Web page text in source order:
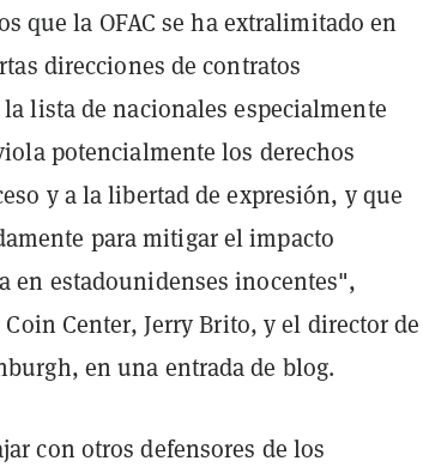
que la OFAC se ha extralimitado en
direcciones de contratos
lista de nacionales especialmente
potencialmente los derechos
y a la libertad de expresión, y que
para mitigar el impacto
en estadounidenses inocentes",
Center, Jerry Brito, y el director de
en una entrada de blog.
con otros defensores de los